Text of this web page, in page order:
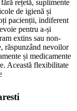
rețetă, suplimente
de igienă și
pacienții, indiferent
pentru a-și
extins sau non-
răspunzând nevoilor
și medicamente
Această flexibilitate